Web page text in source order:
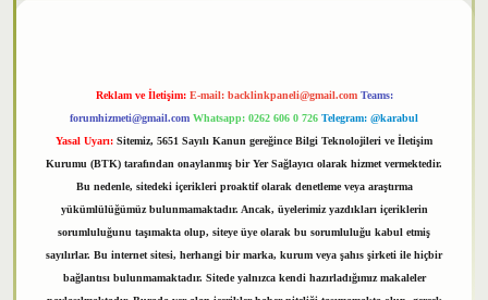
Reklam ve İletişim: E-mail: backlinkpaneli@gmail.com Teams:
forumhizmeti@gmail.com Whatsapp: 0262 606 0 726 Telegram: @karabul
Yasal Uyarı: Sitemiz, 5651 Sayılı Kanun gereğince Bilgi Teknolojileri ve İletişim
Kurumu (BTK) tarafından onaylanmış bir Yer Sağlayıcı olarak hizmet vermektedir.
Bu nedenle, sitedeki içerikleri proaktif olarak denetleme veya araştırma
yükümlülüğümüz bulunmamaktadır. Ancak, üyelerimiz yazdıkları içeriklerin
sorumluluğunu taşımakta olup, siteye üye olarak bu sorumluluğu kabul etmiş
sayılırlar. Bu internet sitesi, herhangi bir marka, kurum veya şahıs şirketi ile hiçbir
bağlantısı bulunmamaktadır. Sitede yalnızca kendi hazırladığımız makaleler